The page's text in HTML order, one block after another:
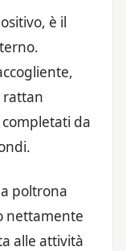
è il
rattan
da
poltrona
nettamente
alle attività